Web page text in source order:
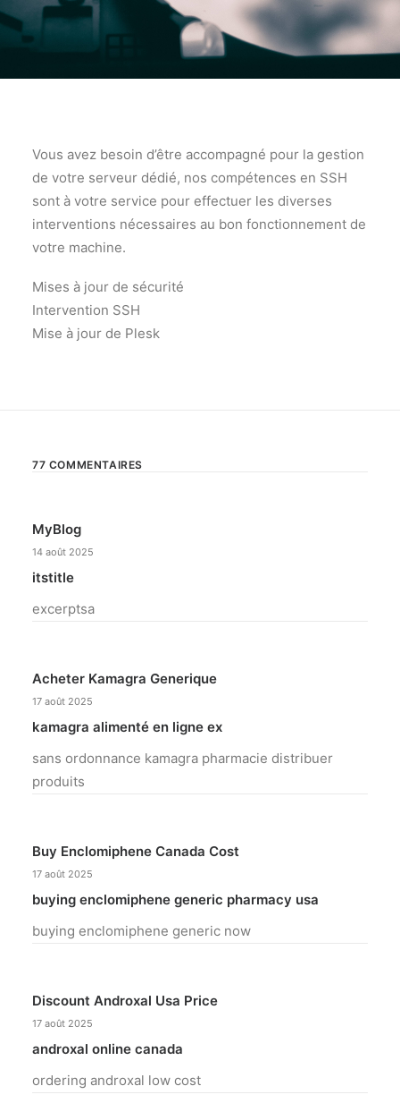
Vous avez besoin d’être accompagné pour la gestion
de votre serveur dédié, nos compétences en SSH
sont à votre service pour effectuer les diverses
interventions nécessaires au bon fonctionnement de
votre machine.
Mises à jour de sécurité
Intervention SSH
Mise à jour de Plesk
77 COMMENTAIRES
MyBlog
14 août 2025
itstitle
excerptsa
Acheter Kamagra Generique
17 août 2025
kamagra alimenté en ligne ex
sans ordonnance kamagra pharmacie distribuer
produits
Buy Enclomiphene Canada Cost
17 août 2025
buying enclomiphene generic pharmacy usa
buying enclomiphene generic now
Discount Androxal Usa Price
17 août 2025
androxal online canada
ordering androxal low cost